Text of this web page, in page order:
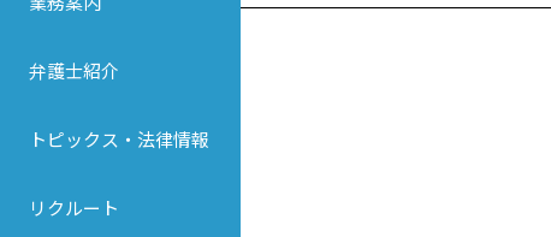
弁護士紹介
トピックス・法律情報
リクルート